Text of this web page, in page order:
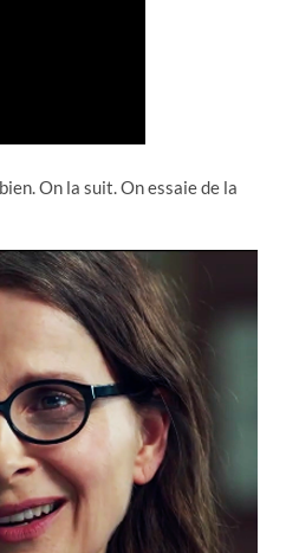
On la suit. On essaie de la